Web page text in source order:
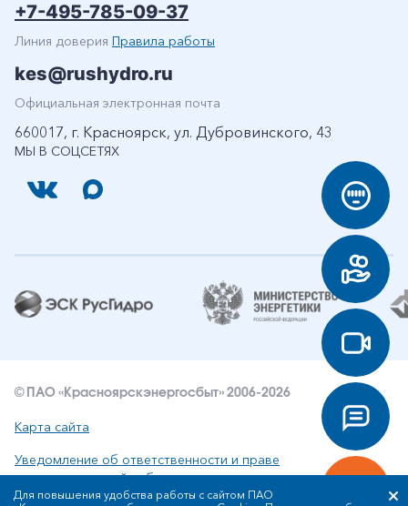
МЫ В СОЦСЕТЯХ
+7-495-785-09-37
Линия доверия Правила работы
kes@rushydro.ru
Официальная электронная почта
660017, г. Красноярск, ул. Дубровинского, 43
© ПАО «Красноярскэнергосбыт» 2006-2026
Карта сайта
Уведомление об ответственности и праве
интеллектуальной собственности
Для повышения удобства работы с сайтом ПАО